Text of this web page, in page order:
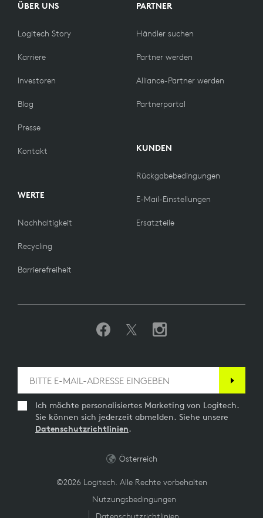
ÜBER UNS
Logitech Story
Karriere
Investoren
Blog
Presse
Kontakt
WERTE
Nachhaltigkeit
Recycling
Barrierefreiheit
PARTNER
Händler suchen
Partner werden
Alliance-Partner werden
Partnerportal
KUNDEN
Rückgabebedingungen
E-Mail-Einstellungen
Ersatzteile
Ich möchte personalisiertes Marketing von Logitech.
Sie können sich jederzeit abmelden. Siehe unsere
Datenschutzrichtlinien.
©2026 Logitech. Alle Rechte vorbehalten
Nutzungsbedingungen
Österreich